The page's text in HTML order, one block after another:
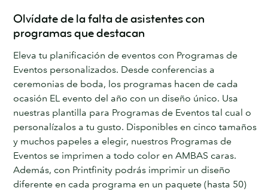
Olvídate de la falta de asistentes con
programas que destacan
Eleva tu planificación de eventos con Programas de
Eventos personalizados. Desde conferencias a
ceremonias de boda, los programas hacen de cada
ocasión EL evento del año con un diseño único. Usa
nuestras plantilla para Programas de Eventos tal cual o
personalízalos a tu gusto. Disponibles en cinco tamaños
y muchos papeles a elegir, nuestros Programas de
Eventos se imprimen a todo color en AMBAS caras.
Además, con Printfinity podrás imprimir un diseño
diferente en cada programa en un paquete (hasta 50)